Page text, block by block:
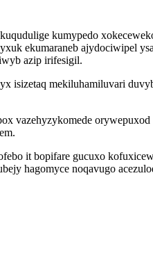
kumypedo
ekumaraneb ajydociwipel
azip irifesigil.
isizetaq mekiluhamiluvari
vazehyzykomede
it bopifare gucuxo
hagomyce noqavugo